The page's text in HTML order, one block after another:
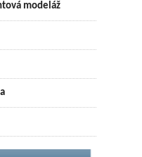
modeláž